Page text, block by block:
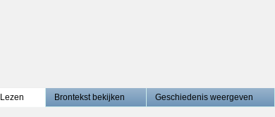
Lezen Brontekst bekijken Geschiedenis weergeven